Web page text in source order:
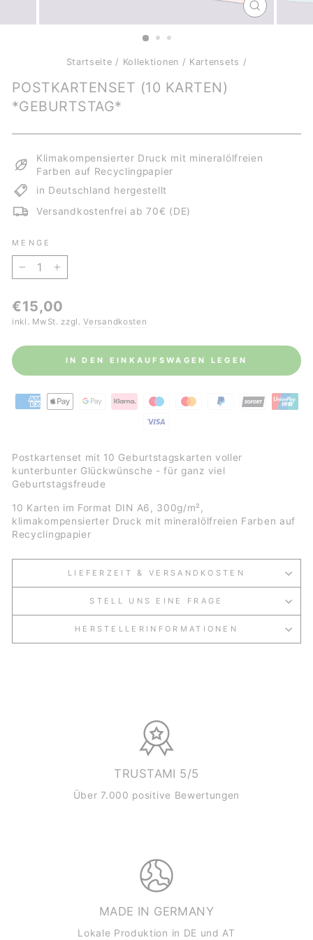
ESC)
Startseite / Kollektionen / Kartensets /
POSTKARTENSET (10 KARTEN)
*GEBURTSTAG*
Klimakompensierter Druck mit mineralölfreien
Farben auf Recyclingpapier
in Deutschland hergestellt
Versandkostenfrei ab 70€ (DE)
MENGE
Normaler
€15,00
inkl. MwSt. zzgl.Versandkosten
IN DEN EINKAUFSWAGEN LEGEN
Postkartenset mit 10 Geburtstagskarten voller
kunterbunter Glückwünsche - für ganz viel
Geburtstagsfreude
10 Karten im Format DIN A6, 300g/m²,
klimakompensierter Druck mit mineralölfreien Farben auf
Recyclingpapier
LIEFERZEIT & VERSANDKOSTEN
STELL UNS EINE FRAGE
HERSTELLERINFORMATIONEN
TRUSTAMI 5/5
Über 7.000 positive Bewertungen
MADE IN GERMANY
Lokale Produktion in DE und AT